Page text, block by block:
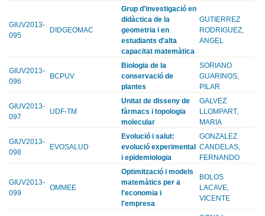
GIUV2013-
095
DIDGEOMAC
Grup d'investigació en
didàctica de la
geometria i en
estudiants d'alta
capacitat matemàtica
GUTIERREZ
RODRIGUEZ,
ANGEL
GIUV2013-
096
BCPUV
Biologia de la
conservació de
plantes
SORIANO
GUARINOS,
PILAR
GIUV2013-
097
UDF-TM
Unitat de disseny de
fàrmacs i topologia
molecular
GALVEZ
LLOMPART,
MARIA
GIUV2013-
098
EVOSALUD
Evolució i salut:
evolució experimental
i epidemiologia
GONZALEZ
CANDELAS,
FERNANDO
GIUV2013-
099
OMMEE
Optimització i models
matemàtics per a
l'economia i
l'empresa
BOLOS
LACAVE,
VICENTE